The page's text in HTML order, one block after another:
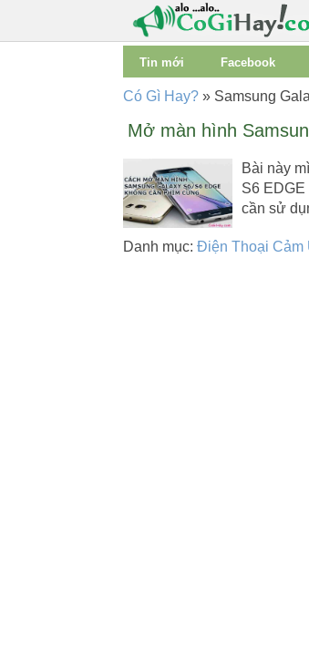
Tin mới Facebook
Có Gì Hay? »Samsung
Mở màn hình
Bài này
S6
cần sử
Danh mục: Điện Thoại Cảm